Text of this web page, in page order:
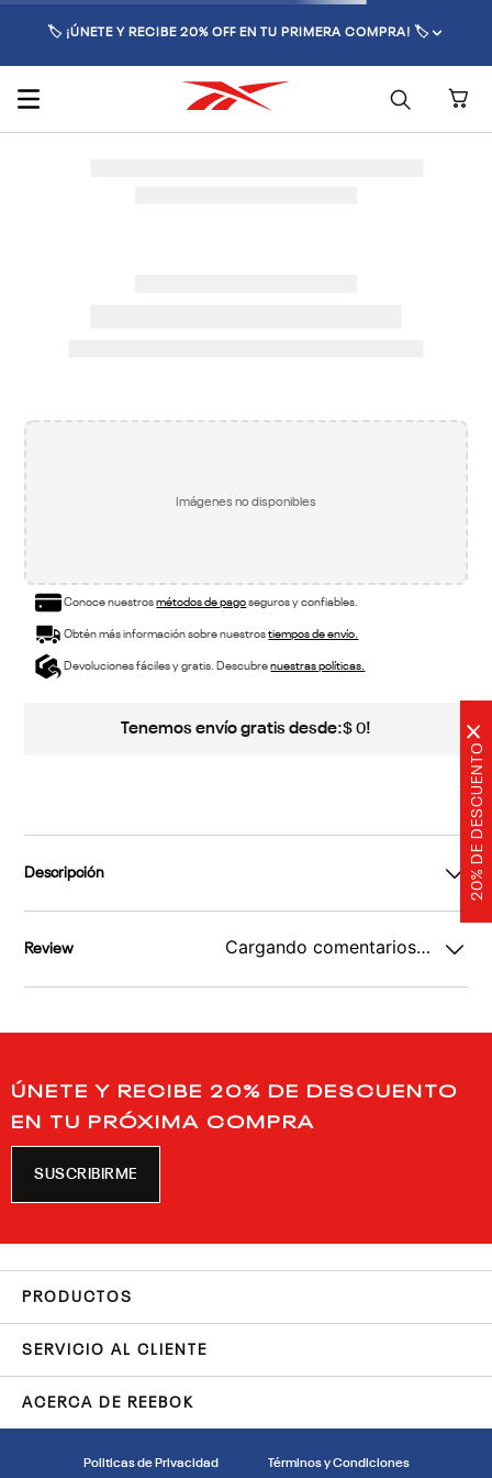
20% DE DESCUENTO
×
🏷️ ¡ÚNETE Y RECIBE 20% OFF EN TU PRIMERA COMPRA! 🏷️
Imágenes no disponibles
Conoce nuestrosmétodos de pagoseguros y confiables.
Obtén más información sobre nuestrostiempos de envío.
Devoluciones fáciles y gratis. Descubrenuestras políticas.
Tenemos envío gratis desde:$ 0!
Descripción
Review Cargando comentarios…
ÚNETE Y RECIBE 20% DE DESCUENTO
EN TU PRÓXIMA COMPRA
SUSCRIBIRME
PRODUCTOS
SERVICIO AL CLIENTE
ACERCA DE REEBOK
Politicas de Privacidad Términos y Condiciones